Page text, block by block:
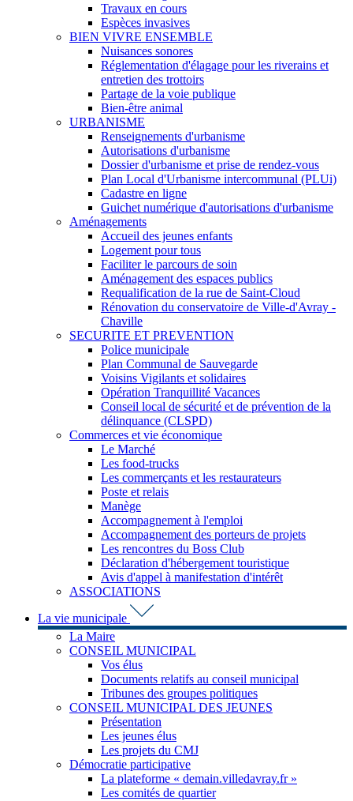
Travaux en cours
Espèces invasives
BIEN VIVRE ENSEMBLE
Nuisances sonores
Réglementation d'élagage pour les riverains et
entretien des trottoirs
Partage de la voie publique
Bien-être animal
URBANISME
Renseignements d'urbanisme
Autorisations d'urbanisme
Dossier d'urbanisme et prise de rendez-vous
Plan Local d'Urbanisme intercommunal (PLUi)
Cadastre en ligne
Guichet numérique d'autorisations d'urbanisme
Aménagements
Accueil des jeunes enfants
Logement pour tous
Faciliter le parcours de soin
Aménagement des espaces publics
Requalification de la rue de Saint-Cloud
Rénovation du conservatoire de Ville-d'Avray -
Chaville
SECURITE ET PREVENTION
Police municipale
Plan Communal de Sauvegarde
Voisins Vigilants et solidaires
Opération Tranquillité Vacances
Conseil local de sécurité et de prévention de la
délinquance (CLSPD)
Commerces et vie économique
Le Marché
Les food-trucks
Les commerçants et les restaurateurs
Poste et relais
Manège
Accompagnement à l'emploi
Accompagnement des porteurs de projets
Les rencontres du Boss Club
Déclaration d'hébergement touristique
Avis d'appel à manifestation d'intérêt
ASSOCIATIONS
La vie municipale
La Maire
CONSEIL MUNICIPAL
Vos élus
Documents relatifs au conseil municipal
Tribunes des groupes politiques
CONSEIL MUNICIPAL DES JEUNES
Présentation
Les jeunes élus
Les projets du CMJ
Démocratie participative
La plateforme « demain.villedavray.fr »
Les comités de quartier